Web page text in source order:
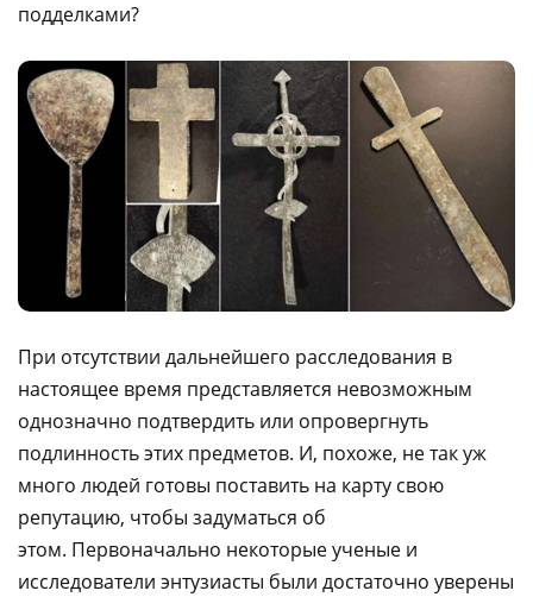
подделками?
При отсутствии дальнейшего расследования в
настоящее время представляется невозможным
однозначно подтвердить или опровергнуть
подлинность этих предметов. И, похоже, не так уж
много людей готовы поставить на карту свою
репутацию, чтобы задуматься об
этом. Первоначально некоторые ученые и
исследователи энтузиасты были достаточно уверены